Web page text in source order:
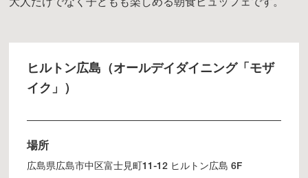
大人だけでなく子どもも楽しめる朝食ビュッフェです。
ヒルトン広島（オールデイダイニング「モザ
イク」）
場所
広島県広島市中区富士見町11-12 ヒルトン広島 6F